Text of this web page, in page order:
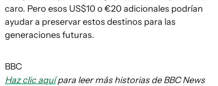
caro. Pero esos US$10 o €20 adicionales podrían
ayudar a preservar estos destinos para las
generaciones futuras.
BBC
Haz clic aquípara leer más historias de BBC News